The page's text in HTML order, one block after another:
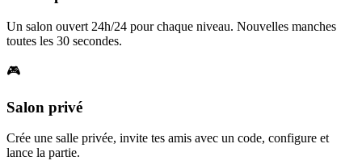
Un salon ouvert 24h/24 pour chaque niveau. Nouvelles manches
toutes les 30 secondes.
🎮
Salon privé
Crée une salle privée, invite tes amis avec un code, configure et
lance la partie.